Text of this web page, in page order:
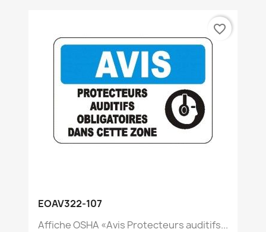
EOAV322-107
Affiche OSHA «Avis Protecteurs auditifs...
favorite_border